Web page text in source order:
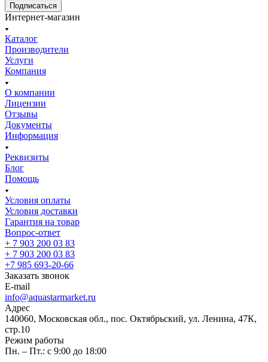
Подписаться
Интернет-магазин
Каталог
Производители
Услуги
Компания
О компании
Лицензии
Отзывы
Документы
Информация
Реквизиты
Блог
Помощь
Условия оплаты
Условия доставки
Гарантия на товар
Вопрос-ответ
+ 7 903 200 03 83
+ 7 903 200 03 83
+7 985 693-20-66
Заказать звонок
E-mail
info@aquastarmarket.ru
Адрес
140060, Московская обл., пос. Октябрьский, ул. Ленина, 47К,
стр.10
Режим работы
Пн. – Пт.: с 9:00 до 18:00